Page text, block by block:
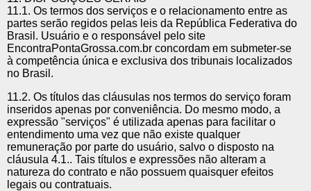
11.1. Os termos dos serviços e o relacionamento entre as
partes serão regidos pelas leis da República Federativa do
Brasil. Usuário e o responsável pelo site
EncontraPontaGrossa.com.br concordam em submeter-se
à competência única e exclusiva dos tribunais localizados
no Brasil.
11.2. Os títulos das cláusulas nos termos do serviço foram
inseridos apenas por conveniência. Do mesmo modo, a
expressão "serviços" é utilizada apenas para facilitar o
entendimento uma vez que não existe qualquer
remuneração por parte do usuário, salvo o disposto na
cláusula 4.1.. Tais títulos e expressões não alteram a
natureza do contrato e não possuem quaisquer efeitos
legais ou contratuais.